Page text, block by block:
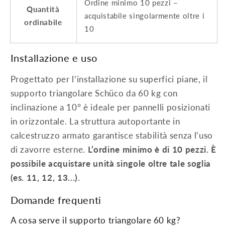
Quantità
ordinabile
Ordine minimo 10 pezzi –
acquistabile singolarmente oltre i
10
Installazione e uso
Progettato per l’installazione su superfici piane, il
supporto triangolare Schüco da 60 kg con
inclinazione a 10° è ideale per pannelli posizionati
in orizzontale. La struttura autoportante in
calcestruzzo armato garantisce stabilità senza l’uso
di zavorre esterne. L’ordine minimo è di 10 pezzi. È
possibile acquistare unità singole oltre tale soglia
(es. 11, 12, 13...).
Domande frequenti
A cosa serve il supporto triangolare 60 kg?